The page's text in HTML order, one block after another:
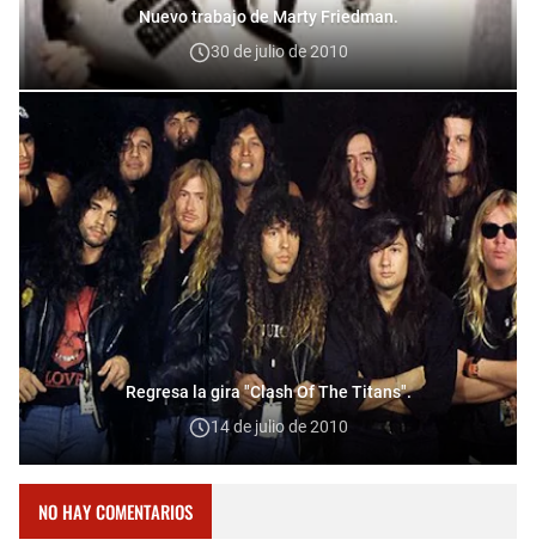
Nuevo trabajo de Marty Friedman.
30 de julio de 2010
Regresa la gira "Clash Of The Titans".
14 de julio de 2010
NO HAY COMENTARIOS